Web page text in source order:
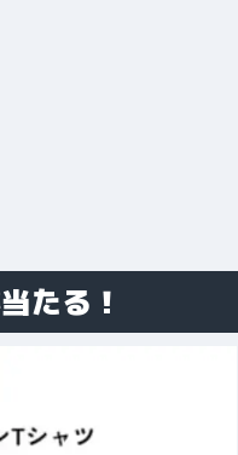
たる！